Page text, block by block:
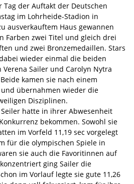
Tag der Auftakt der Deutschen
im Lohrheide-Stadion in
ausverkauftem Haus gewannen
Farben zwei Titel und gleich drei
und zwei Bronzemedaillen. Stars
wieder einmal die beiden
Sailer und Carolyn Nytra
kamen sie nach einem
übernahmen wieder die
Disziplinen.
hatte in ihrer Abwesenheit
bekommen. Sowohl sie
im Vorfeld 11,19 sec vorgelegt
für die olympischen Spiele in
sie auch die Favoritinnen auf
ging Sailer die
im Vorlauf legte sie gute 11,26